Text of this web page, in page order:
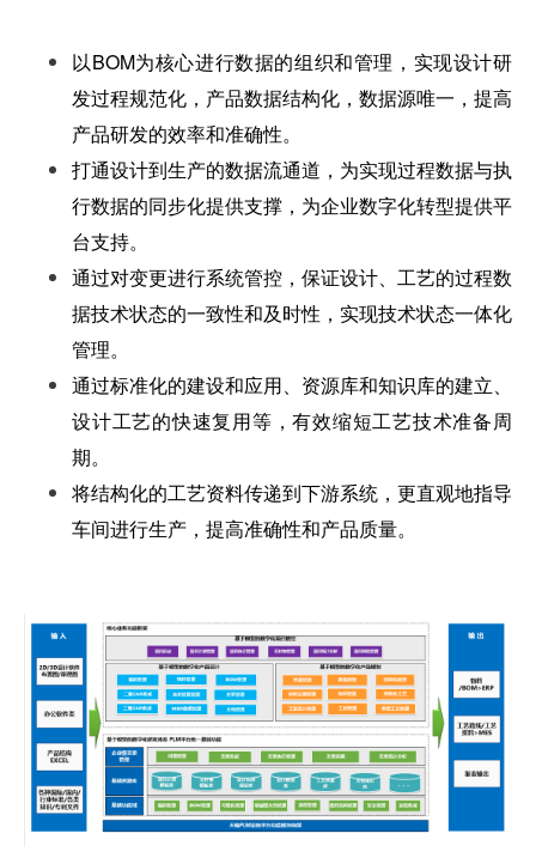
以BOM为核心进行数据的组织和管理，实现设计研
发过程规范化，产品数据结构化，数据源唯一，提高
产品研发的效率和准确性。
打通设计到生产的数据流通道，为实现过程数据与执
行数据的同步化提供支撑，为企业数字化转型提供平
台支持。
通过对变更进行系统管控，保证设计、工艺的过程数
据技术状态的一致性和及时性，实现技术状态一体化
管理。
通过标准化的建设和应用、资源库和知识库的建立、
设计工艺的快速复用等，有效缩短工艺技术准备周
期。
将结构化的工艺资料传递到下游系统，更直观地指导
车间进行生产，提高准确性和产品质量。